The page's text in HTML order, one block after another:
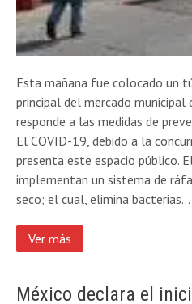
Esta mañana fue colocado un
principal del mercado
responde a las medidas de
El COVID-19, debido a la
presenta este espacio público.
implementan un sistema de
seco; el cual, elimina bacterias…
Ver más
México declara el